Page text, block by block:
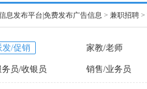
息发布平台|免费发布广告信息 > 兼职招聘 >
发/促销 家教/老师
务员/收银员 销售/业务员